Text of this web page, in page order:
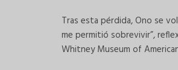
Tras esta pérdida, Ono se
me permitió sobrevivir”,
Whitney Museum of